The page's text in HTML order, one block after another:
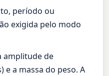
período ou
exigida pelo modo
amplitude de
e a massa do peso. A